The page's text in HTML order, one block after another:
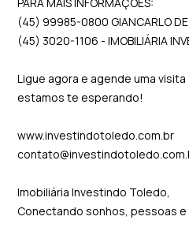
(45) 99985-0800 GIANCARLO
(45) 3020-1106 - IMOBILIÁRIA
Ligue agora e agende uma
estamos te esperando!
www.investindotoledo.com.br
Imobiliária Investindo Toledo,
Conectando sonhos, pessoas